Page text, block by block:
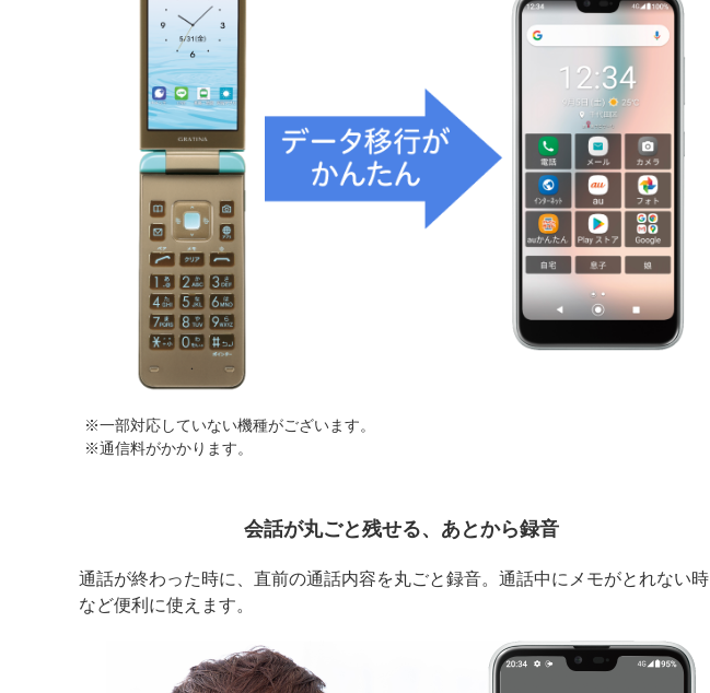
※一部対応していない機種がございます。
※通信料がかかります。
会話が丸ごと残せる、あとから録音
通話が終わった時に、直前の通話内容を丸ごと録音。通話中にメモがとれない時
など便利に使えます。